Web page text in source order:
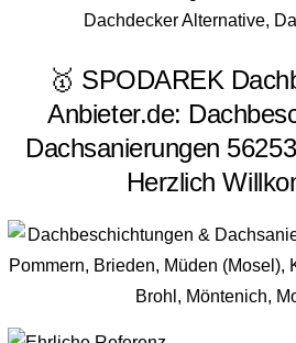
🥇 SPODAREK
Anbieter.de:
Dachsanierungen
Herzlich